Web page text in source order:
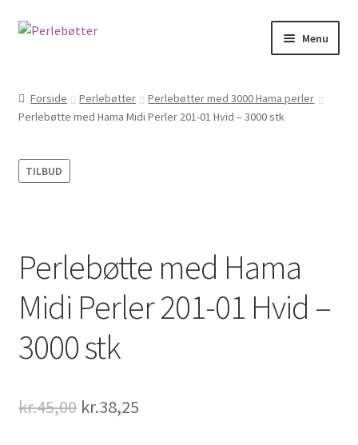
Spring
Spring
Menu
Kasse
Kontakt
PERSONDATAPOLITIK HOS JULIE PEDERSEN
Forside Perlebøtter
Perlebøtter med 3000 Hama perler
Perlebøtte med Hama Midi Perler 201-01 Hvid – 3000 stk
TILBUD
Perlebøtte med Hama
Midi Perler 201-01 Hvid –
3000 stk
kr.45,00 Original
kr.38,25Current